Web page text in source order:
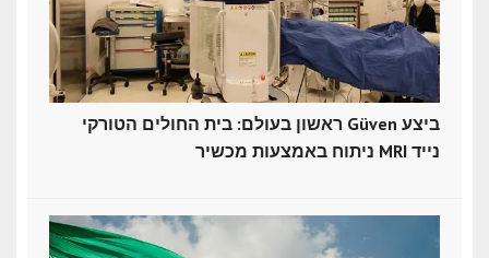
ראשון בעולם: בית החולים הטורקי Güven ביצע
ניתוח באמצעות מכשיר MRI נייד